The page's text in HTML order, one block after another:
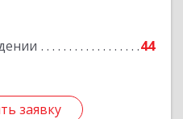
44
заявку
Подробнее
заявку